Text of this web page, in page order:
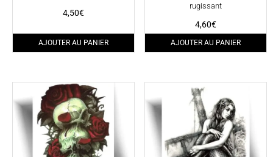
4,50€
AJOUTER AU PANIER
rugissant
4,60€
AJOUTER AU PANIER